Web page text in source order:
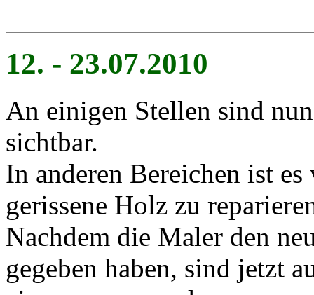
12. - 23.07.2010
An einigen Stellen sind
sichtbar.
In anderen Bereichen ist
gerissene Holz zu
Nachdem die Maler den
gegeben haben, sind jetzt